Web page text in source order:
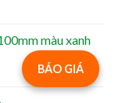
màu xanh
BÁO GIÁ